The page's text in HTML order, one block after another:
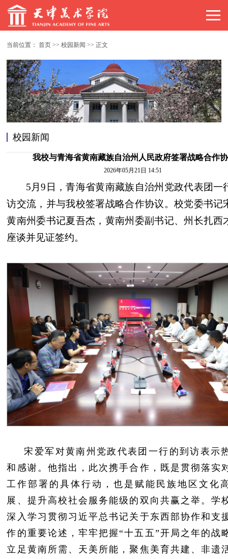
当前位置：首页 >> 校园新闻 >> 正文
校园新闻
我校与青海省黄南藏族自治州人民政府签署战略合作
2026年05月21日 14:51
5月9日，青海省黄南藏族自治州党政代表团一
访交流，并与我校签署战略合作协议。校党委书记
黄南州委书记夏吾杰，黄南州委副书记、州长扎西
座谈并见证签约。
宋爱军对黄南州党政代表团一行的到访表示
和感谢。他指出，此次携手合作，既是贯彻落实
工作部署的具体行动，也是赋能民族地区文化
展、提升高校社会服务能级的双向共赢之举。学
深入学习贯彻习近平总书记关于东西部协作和支
作的重要论述，牢牢把握“十五五”开局之年的战
立足黄南所需、天美所能，聚焦美育共建、非遗